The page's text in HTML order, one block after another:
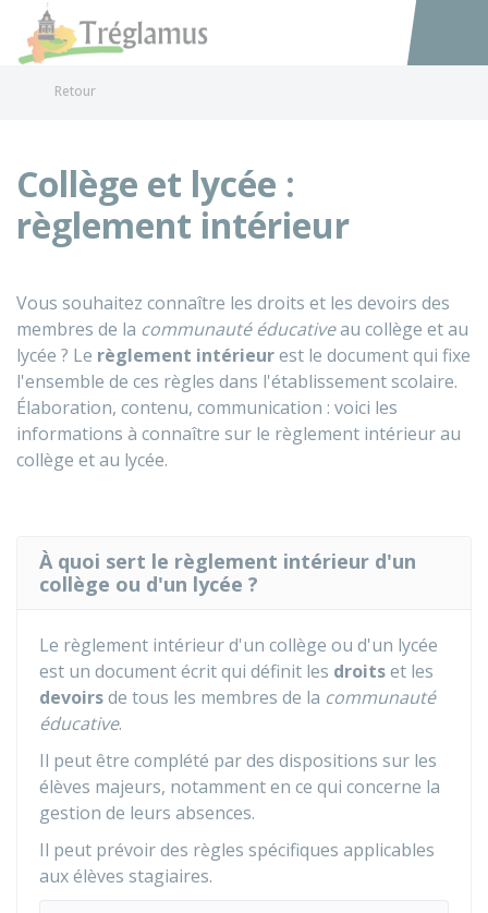
Accéder
Retour
Collège et lycée :
règlement intérieur
Vous souhaitez connaître les droits et les devoirs des
membres de la communauté éducativeau collège et au
lycée ? Le règlement intérieurest le document qui fixe
l'ensemble de ces règles dans l'établissement scolaire.
Élaboration, contenu, communication : voici les
informations à connaître sur le règlement intérieur au
collège et au lycée.
À quoi sert le règlement intérieur d'un
collège ou d'un lycée ?
Le règlement intérieur d'un collège ou d'un lycée
est un document écrit qui définit les droitset les
devoirsde tous les membres de la communauté
éducative.
Il peut être complété par des dispositions sur les
élèves majeurs, notamment en ce qui concerne la
gestion de leurs absences.
Il peut prévoir des règles spécifiques applicables
aux élèves stagiaires.